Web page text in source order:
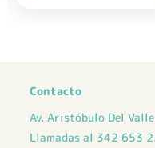
Contacto
Av. Aristóbulo Del
Llamadas al 342 653